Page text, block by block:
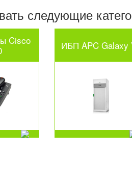
следующие
Cisco
ИБП APC Galaxy